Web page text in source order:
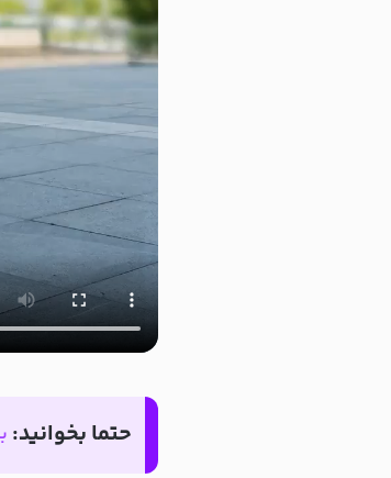
حتما بخوانید: